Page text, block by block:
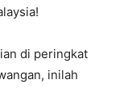
di peringkat
inilah